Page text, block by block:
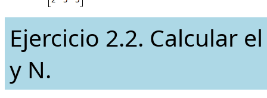
Ejercicio 2.2. Calcular
y N.